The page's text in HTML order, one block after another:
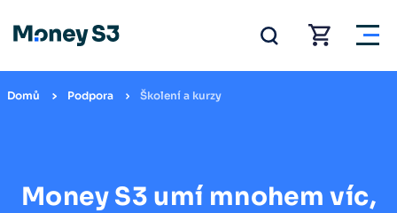
Domů Podpora Školení a kurzy
Money S3 umí mnohem víc,